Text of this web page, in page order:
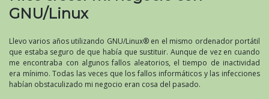
GNU/Linux
Llevo varios años utilizando GNU/Linux® en el mismo ordenador portátil
que estaba seguro de que había que sustituir. Aunque de vez en cuando
me encontraba con algunos fallos aleatorios, el tiempo de inactividad
era mínimo. Todas las veces que los fallos informáticos y las infecciones
habían obstaculizado mi negocio eran cosa del pasado.